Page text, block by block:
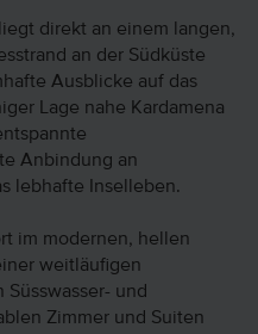
direkt an einem langen,
an der Südküste
Ausblicke auf das
Lage nahe Kardamena
Anbindung an
lebhafte Inselleben.
im modernen, hellen
weitläufigen
und
Zimmer und Suiten